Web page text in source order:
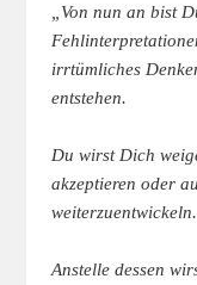
„Von nun an bist
irrtümliches
entstehen.
Du wirst Dich
akzeptieren oder
weiterzuentwickeln.
Anstelle dessen